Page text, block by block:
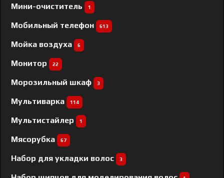
Мини-очиститель 1
Мобильный телефон 613
Мойка воздуха 6
Монитор 22
Морозильный шкаф 3
Мультиварка 114
Мультистайлер 1
Мясорубка 67
Набор для укладки волос 3